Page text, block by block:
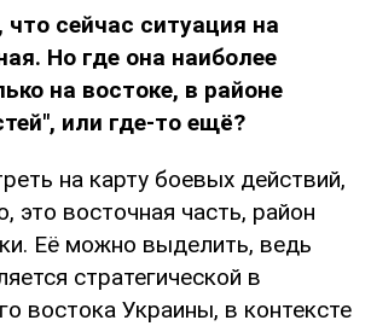
сейчас ситуация на
Но где она наиболее
на востоке, в районе
или где-то ещё?
на карту боевых действий,
это восточная часть, район
Её можно выделить, ведь
стратегической в
востока Украины, в контексте